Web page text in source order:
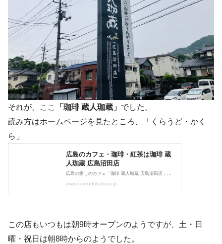
それが、ここ 「珈琲 蔵人珈蔵」 でした。
読み方はホームページを見たところ、「くらうど・かく
ら」
この店もいつもは朝9時オープンのようですが、土・日
曜・祝日は朝8時からのようでした。